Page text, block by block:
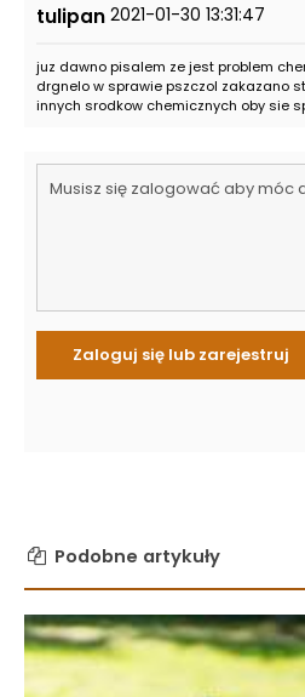
tulipan 2021-01-30 13:31:47
juz dawno pisalem ze jest problem
drgnelo w sprawie pszczol zakazano
innych srodkow chemicznych oby sie
Podobne artykuły